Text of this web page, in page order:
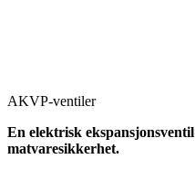
AKVP-ventiler
En elektrisk
matvaresikkerhet.